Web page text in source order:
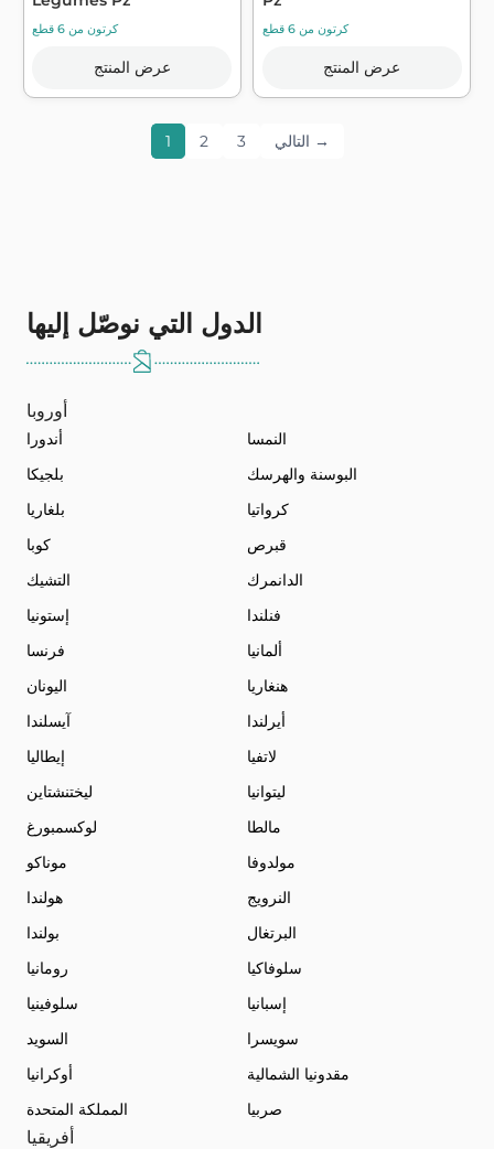
كرتون من 6 قطع
عرض المنتج
كرتون من 6 قطع
عرض المنتج
1 2 3 التالي →
الدول التي نوصّل إليها
أوروبا
أندورا
النمسا
بلجيكا
البوسنة والهرسك
بلغاريا
كرواتيا
كوبا
قبرص
التشيك
الدانمرك
إستونيا
فنلندا
فرنسا
ألمانيا
اليونان
هنغاريا
آيسلندا
أيرلندا
إيطاليا
لاتفيا
ليختنشتاين
ليتوانيا
لوكسمبورغ
مالطا
موناكو
مولدوفا
هولندا
النرويج
بولندا
البرتغال
رومانيا
سلوفاكيا
سلوفينيا
إسبانيا
السويد
سويسرا
أوكرانيا
مقدونيا الشمالية
المملكة المتحدة
صربيا
أفريقيا